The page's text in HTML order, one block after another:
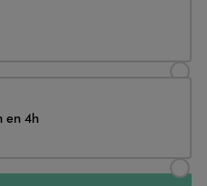
en 4h